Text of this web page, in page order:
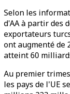
Selon les
d'AA à partir des
exportateurs
ont augmenté de
atteint 60
Au premier
les pays de l'UE